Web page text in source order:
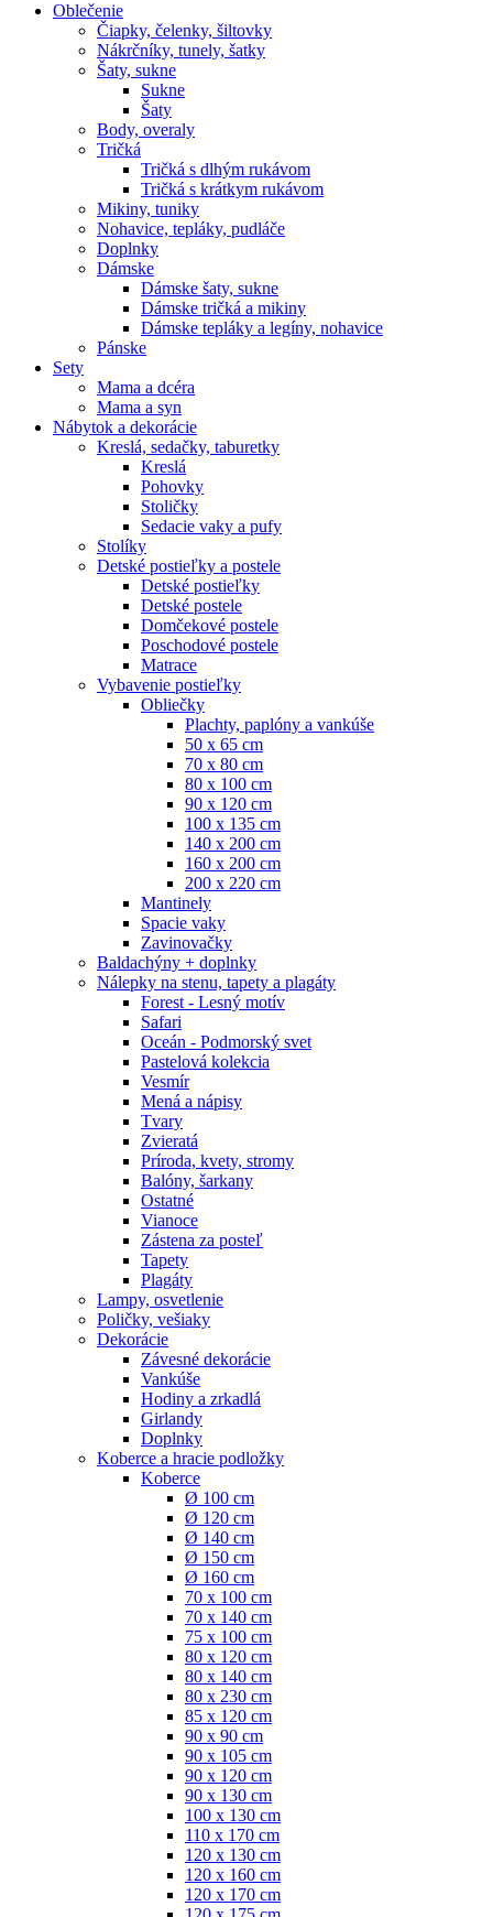
Oblečenie
Čiapky, čelenky, šiltovky
Nákrčníky, tunely, šatky
Šaty, sukne
Sukne
Šaty
Body, overaly
Tričká
Tričká s dlhým rukávom
Tričká s krátkym rukávom
Mikiny, tuniky
Nohavice, tepláky, pudláče
Doplnky
Dámske
Dámske šaty, sukne
Dámske tričká a mikiny
Dámske tepláky a legíny, nohavice
Pánske
Sety
Mama a dcéra
Mama a syn
Nábytok a dekorácie
Kreslá, sedačky, taburetky
Kreslá
Pohovky
Stoličky
Sedacie vaky a pufy
Stolíky
Detské postieľky a postele
Detské postieľky
Detské postele
Domčekové postele
Poschodové postele
Matrace
Vybavenie postieľky
Obliečky
Plachty, paplóny a vankúše
50 x 65 cm
70 x 80 cm
80 x 100 cm
90 x 120 cm
100 x 135 cm
140 x 200 cm
160 x 200 cm
200 x 220 cm
Mantinely
Spacie vaky
Zavinovačky
Baldachýny + doplnky
Nálepky na stenu, tapety a plagáty
Forest - Lesný motív
Safari
Oceán - Podmorský svet
Pastelová kolekcia
Vesmír
Mená a nápisy
Tvary
Zvieratá
Príroda, kvety, stromy
Balóny, šarkany
Ostatné
Vianoce
Zástena za posteľ
Tapety
Plagáty
Lampy, osvetlenie
Poličky, vešiaky
Dekorácie
Závesné dekorácie
Vankúše
Hodiny a zrkadlá
Girlandy
Doplnky
Koberce a hracie podložky
Koberce
Ø 100 cm
Ø 120 cm
Ø 140 cm
Ø 150 cm
Ø 160 cm
70 x 100 cm
70 x 140 cm
75 x 100 cm
80 x 120 cm
80 x 140 cm
80 x 230 cm
85 x 120 cm
90 x 90 cm
90 x 105 cm
90 x 120 cm
90 x 130 cm
100 x 130 cm
110 x 170 cm
120 x 130 cm
120 x 160 cm
120 x 170 cm